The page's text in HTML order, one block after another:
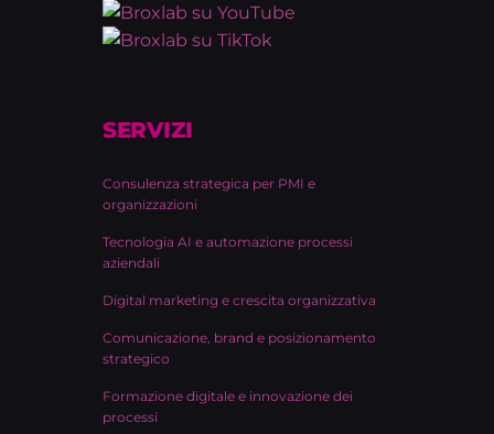
SERVIZI
Consulenza strategica per PMI e
organizzazioni
Tecnologia AI e automazione processi
aziendali
Digital marketing e crescita organizzativa
Comunicazione, brand e posizionamento
strategico
Formazione digitale e innovazione dei
processi